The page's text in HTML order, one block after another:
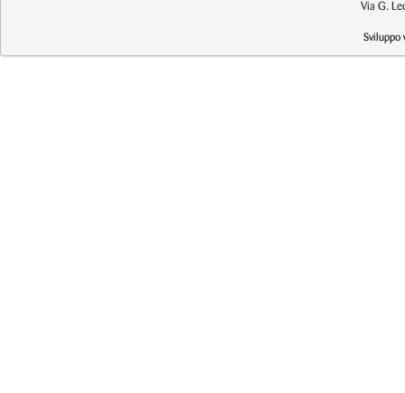
Via G.
Sviluppo